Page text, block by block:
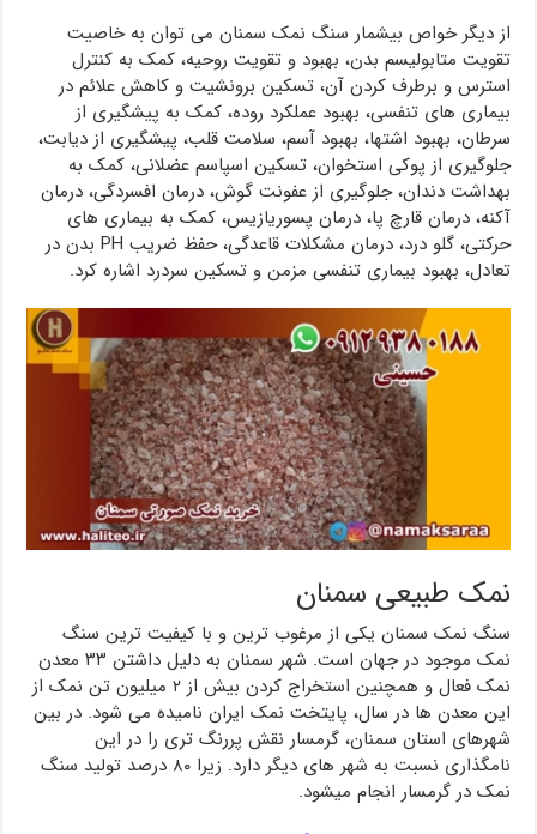
از دیگر خواص بیشمار سنگ نمک سمنان می توان به خاصیت
تقویت متابولیسم بدن، بهبود و تقویت روحیه، کمک به کنترل
استرس و برطرف کردن آن، تسکین برونشیت و کاهش علائم در
بیماری های تنفسی، بهبود عملکرد روده، کمک به پیشگیری از
سرطان، بهبود اشتها، بهبود آسم، سلامت قلب، پیشگیری از دیابت،
جلوگیری از پوکی استخوان، تسکین اسپاسم عضلانی، کمک به
بهداشت دندان، جلوگیری از عفونت گوش، درمان افسردگی، درمان
آکنه، درمان قارچ پا، درمان پسوریازیس، کمک به بیماری های
حرکتی، گلو درد، درمان مشکلات قاعدگی، حفظ ضریب PH بدن در
تعادل، بهبود بیماری تنفسی مزمن و تسکین سردرد اشاره کرد.
نمک طبیعی سمنان
سنگ نمک سمنان یکی از مرغوب ترین و با کیفیت ترین سنگ
نمک موجود در جهان است. شهر سمنان به دلیل داشتن ۳۳ معدن
نمک فعال و همچنین استخراج کردن بیش از ۲ میلیون تن نمک از
این معدن ها در سال، پایتخت نمک ایران نامیده می شود. در بین
شهرهای استان سمنان، گرمسار نقش پررنگ تری را در این
نامگذاری نسبت به شهر های دیگر دارد. زیرا ۸۰ درصد تولید سنگ
نمک در گرمسار انجام میشود.